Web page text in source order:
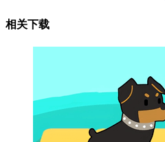
相关下载